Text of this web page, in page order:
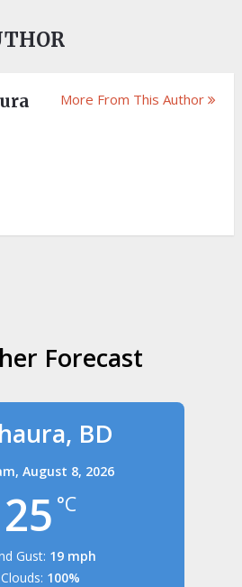
More From This Author
Forecast
BD
August 8, 2026
25 °C
Gust: 19 mph
Clouds: 100%